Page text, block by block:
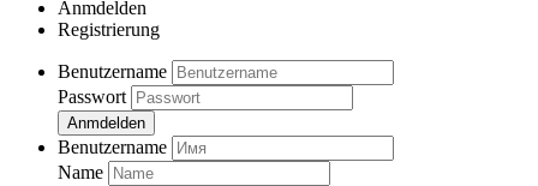
Anmdelden
Registrierung
Benutzername
Passwort
Anmdelden
Benutzername
Name